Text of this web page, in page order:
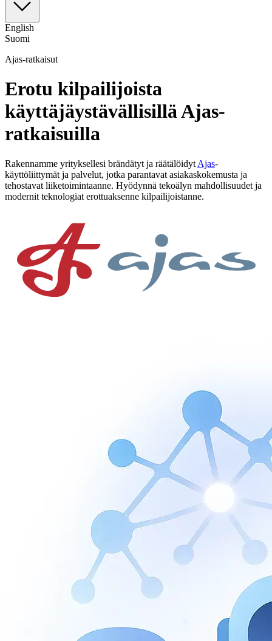
English
Suomi
Ajas-ratkaisut
Erotu kilpailijoista
käyttäjäystävällisillä Ajas-
ratkaisuilla
Rakennamme yrityksellesi brändätyt ja räätälöidyt Ajas-
käyttöliittymät ja palvelut, jotka parantavat asiakaskokemusta ja
tehostavat liiketoimintaanne. Hyödynnä tekoälyn mahdollisuudet ja
modernit teknologiat erottuaksenne kilpailijoistanne.